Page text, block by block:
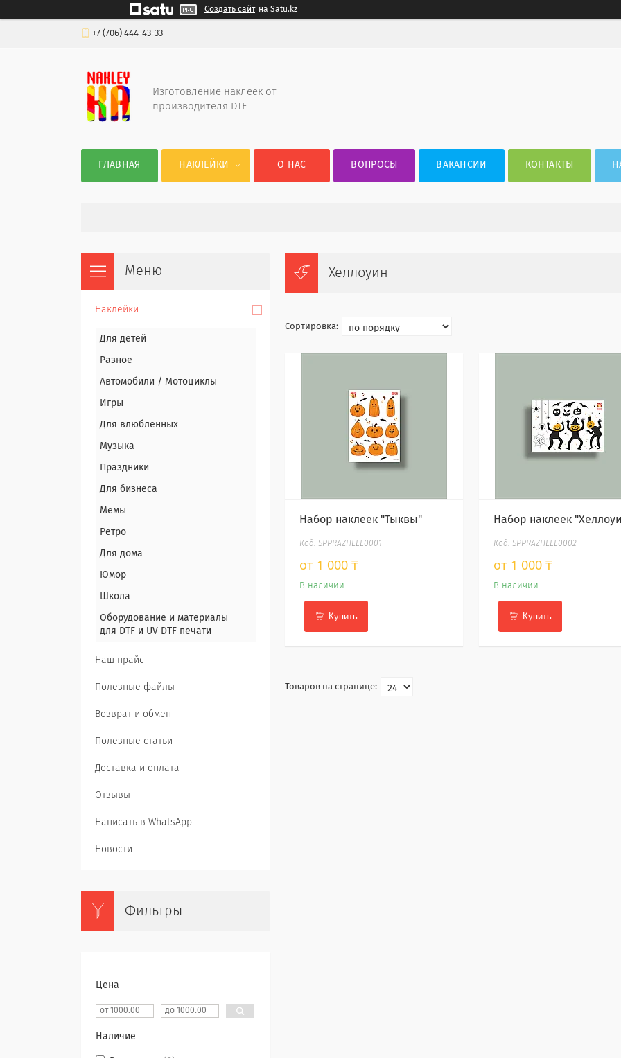
Создать сайт на Satu.kz
+7 (706) 444-43-33
Изготовление наклеек от
производителя DTF
ГЛАВНАЯ НАКЛЕЙКИ О НАС ВОПРОСЫ ВАКАНСИИ КОНТАКТЫ
Хеллоуин
Набор наклеек "Тыквы"
SPPRAZHELL0001
от 1 000 ₸
В наличии
Купить
Набор наклеек
SPPRAZHELL0002
от 1 000 ₸
В наличии
Купить
Наклейки
Для детей
Разное
Автомобили / Мотоциклы
Игры
Для влюбленных
Музыка
Праздники
Для бизнеса
Мемы
Ретро
Для дома
Юмор
Школа
Оборудование и материалы
для DTF и UV DTF печати
Наш прайс
Полезные файлы
Возврат и обмен
Полезные статьи
Доставка и оплата
Отзывы
Написать в WhatsApp
Новости
Фильтры
Цена
Наличие